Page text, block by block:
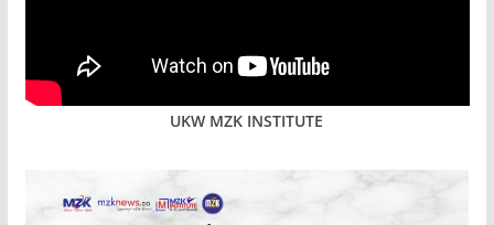
UKW MZK INSTITUTE